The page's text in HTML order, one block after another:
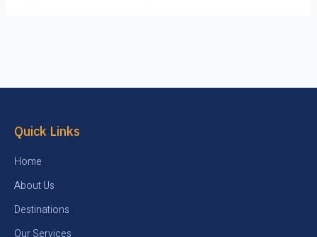
Quick Links
Home
About Us
Destinations
Our Services